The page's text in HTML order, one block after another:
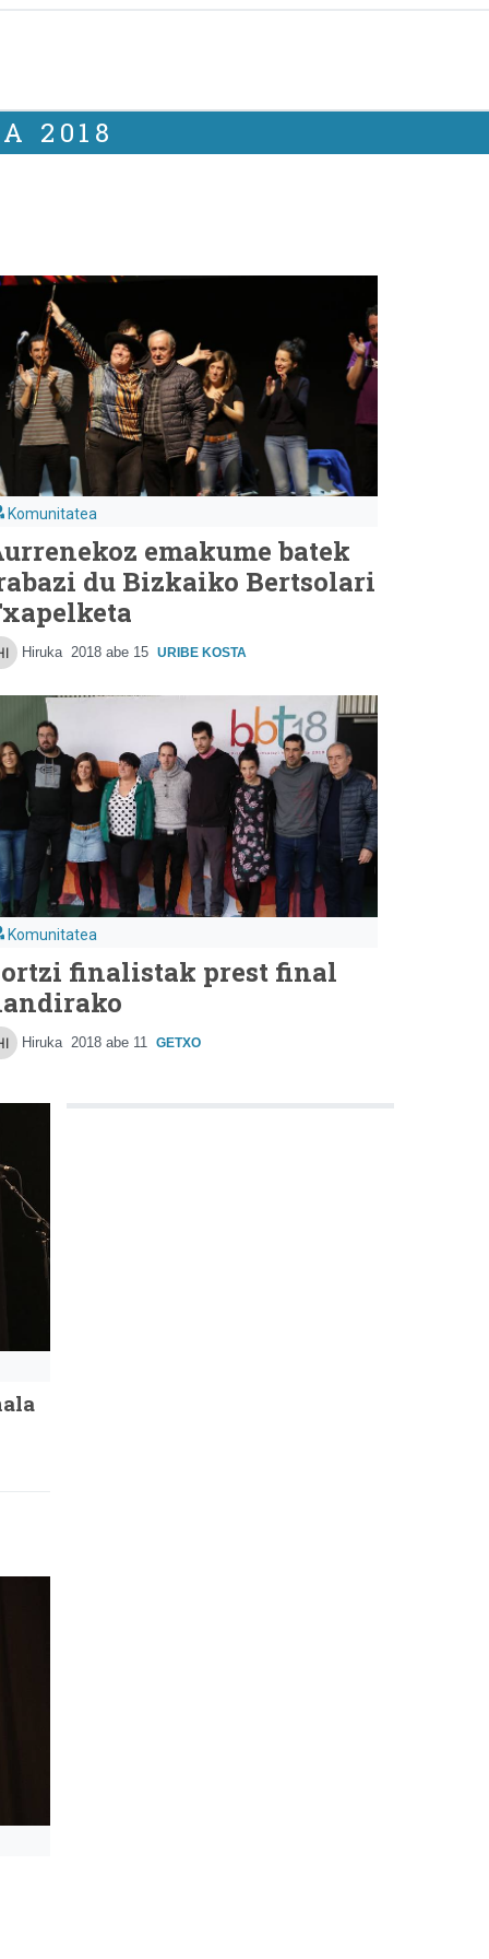
2018
Komunitatea
emakume batek
du Bizkaiko Bertsolari
Hiruka 2018 abe 15 URIBE KOSTA
Komunitatea
finalistak prest final
Hiruka 2018 abe 11 GETXO